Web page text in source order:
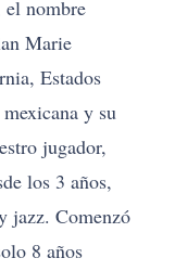
el nombre
Marie
Estados
y su
jugador,
los 3 años,
jazz. Comenzó
8 años